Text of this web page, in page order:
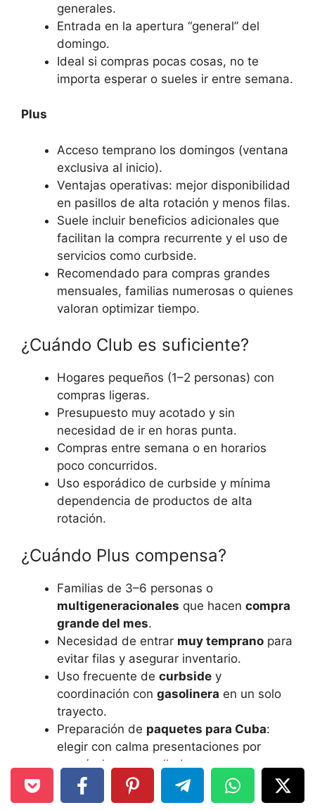
generales.
Entrada en la apertura “general” del
domingo.
Ideal si compras pocas cosas, no te
importa esperar o sueles ir entre semana.
Plus
Acceso temprano los domingos (ventana
exclusiva al inicio).
Ventajas operativas: mejor disponibilidad
en pasillos de alta rotación y menos filas.
Suele incluir beneficios adicionales que
facilitan la compra recurrente y el uso de
servicios como curbside.
Recomendado para compras grandes
mensuales, familias numerosas o quienes
valoran optimizar tiempo.
¿Cuándo Club es suficiente?
Hogares pequeños (1–2 personas) con
compras ligeras.
Presupuesto muy acotado y sin
necesidad de ir en horas punta.
Compras entre semana o en horarios
poco concurridos.
Uso esporádico de curbside y mínima
dependencia de productos de alta
rotación.
¿Cuándo Plus compensa?
Familias de 3–6 personas o
multigeneracionales que hacen compra
grande del mes.
Necesidad de entrar muy temprano para
evitar filas y asegurar inventario.
Uso frecuente de curbside y
coordinación con gasolinera en un solo
trayecto.
Preparación de paquetes para Cuba:
elegir con calma presentaciones por
peso/volumen y sellado.
Profesiones con
turnos rotativos
(salud,
construcción, hostelería, delivery, retail)